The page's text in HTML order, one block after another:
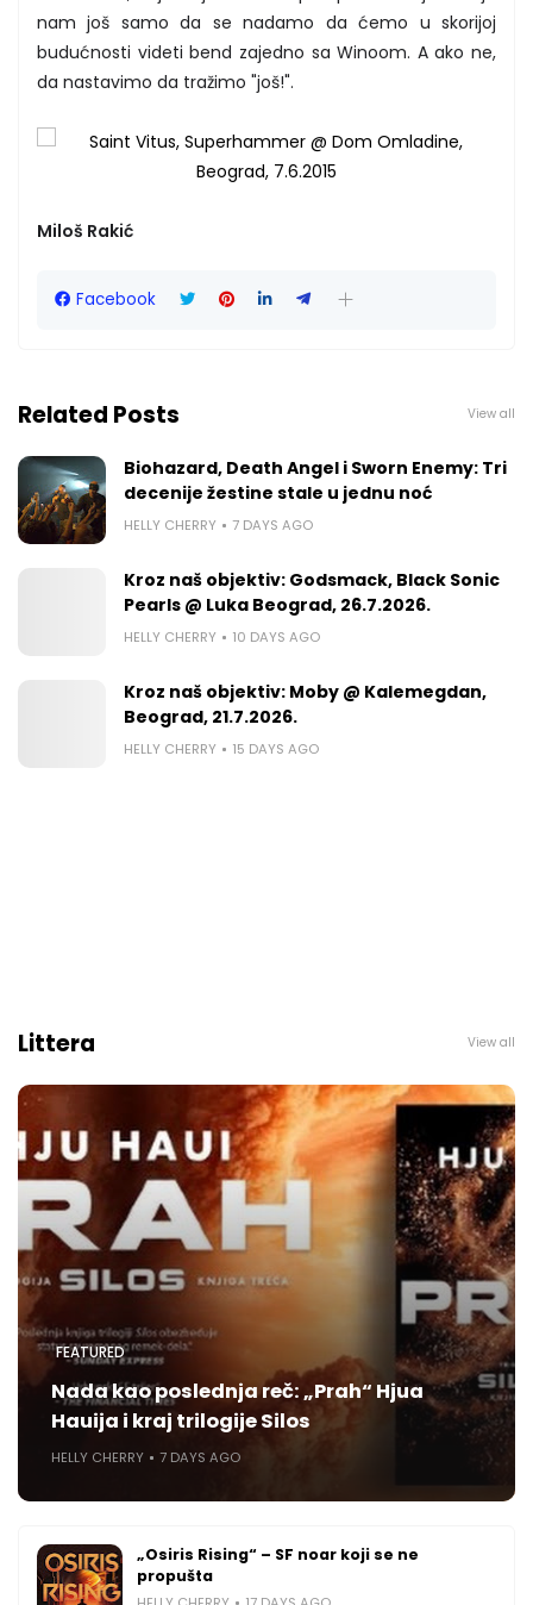
nam još samo da se nadamo da ćemo u skorijoj
budućnosti videti bend zajedno sa Winoom. A ako ne,
da nastavimo da tražimo "još!".
Miloš Rakić
Facebook
Related Posts View all
Biohazard, Death Angel i Sworn Enemy: Tri
decenije žestine stale u jednu noć
HELLY CHERRY 7 DAYS AGO
Kroz naš objektiv: Godsmack, Black Sonic
Pearls @ Luka Beograd, 26.7.2026.
HELLY CHERRY 10 DAYS AGO
Kroz naš objektiv: Moby @ Kalemegdan,
Beograd, 21.7.2026.
HELLY CHERRY 15 DAYS AGO
Littera View all
FEATURED
Nada kao poslednja reč: „Prah“ Hjua
Hauija i kraj trilogije Silos
HELLY CHERRY 7 DAYS AGO
„Osiris Rising“ – SF noar koji se ne
propušta